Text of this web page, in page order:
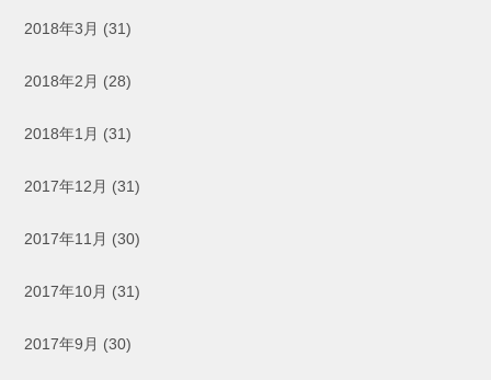
2018年3月 (31)
2018年2月 (28)
2018年1月 (31)
2017年12月 (31)
2017年11月 (30)
2017年10月 (31)
2017年9月 (30)